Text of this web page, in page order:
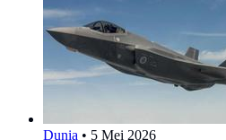
Dunia • 5 Mei 2026